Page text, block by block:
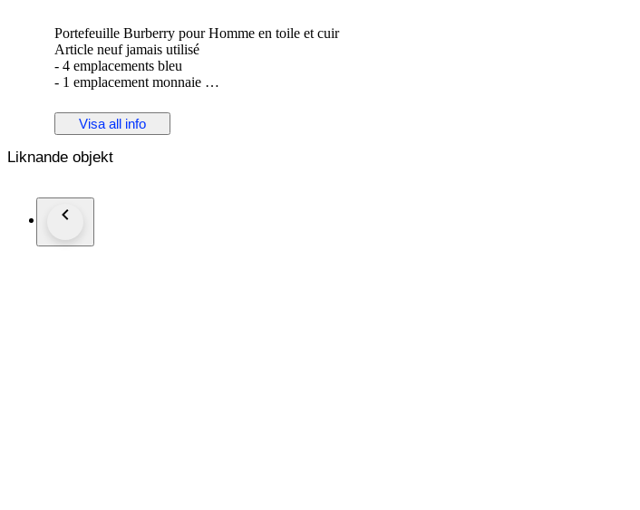
Portefeuille Burberry pour Homme en toile et cuir
Article neuf jamais utilisé
- 4 emplacements bleu
- 1 emplacement monnaie
- 2 emplacements billets
Livré avec sac de poussière d’origine et sac de shopping.
Visa all info
Liknande objekt